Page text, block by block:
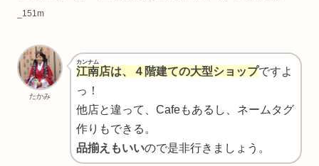
_151m
たかみ
江南
カンナム
店は、４階建ての大型ショップですよ
っ！
他店と違って、Cafeもあるし、ネームタグ
作りもできる。
品揃えもいいので是非行きましょう。